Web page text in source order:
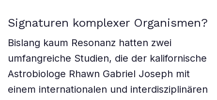
Signaturen komplexer Organismen?
Bislang kaum Resonanz hatten zwei
umfangreiche Studien, die der kalifornische
Astrobiologe Rhawn Gabriel Joseph mit
einem internationalen und interdisziplinären